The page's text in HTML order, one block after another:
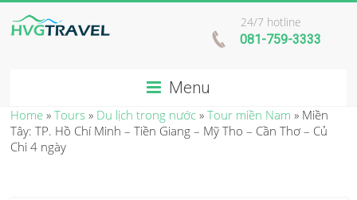
24/7 hotline
081-759-3333
Menu
Home »Tours » Du lịch trong nước »Tour miền Nam » Miền
Tây: TP. Hồ Chí Minh – Tiền Giang – Mỹ Tho – Cần Thơ – Củ
Chi 4 ngày